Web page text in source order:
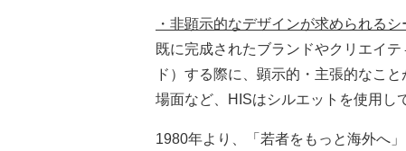
・非顕示的なデザインが求められるシ
既に完成されたブランドやクリエイ
ド）する際に、顕示的・主張的なこ
場面など、HISはシルエットを使用し
1980年より、「若者をもっと海外へ